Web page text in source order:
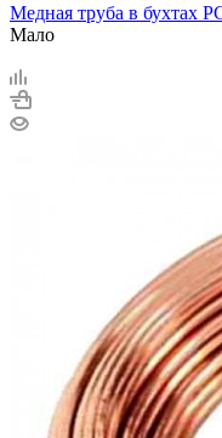
Медная труба в бухтах
Мало